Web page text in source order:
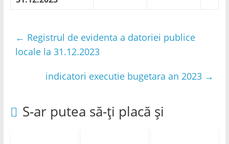
← Registrul de evidenta a datoriei publice
locale la 31.12.2023
indicatori executie bugetara an 2023 →
S-ar putea să-ți placă și